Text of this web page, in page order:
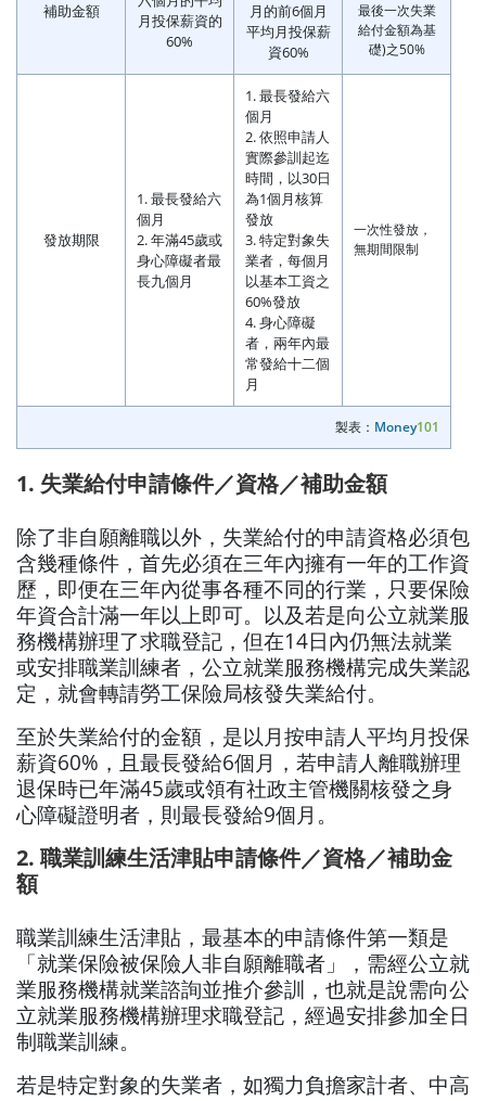
補助金額
月投保薪資的
60%
月的前6個月
平均月投保薪
資60%
最後一次失業
給付金額為基
礎)之50%
發放期限
1. 最長發給六
個月
2. 年滿45歲或
身心障礙者最
長九個月
1. 最長發給六
個月
2. 依照申請人
實際參訓起迄
時間，以30日
為1個月核算
發放
3. 特定對象失
業者，每個月
以基本工資之
60%發放
4. 身心障礙
者，兩年內最
常發給十二個
月
一次性發放，
無期間限制
製表： Money101
1. 失業給付申請條件／資格／補助金額
除了非自願離職以外，失業給付的申請資格必須包
含幾種條件，首先必須在三年內擁有一年的工作資
歷，即便在三年內從事各種不同的行業，只要保險
年資合計滿一年以上即可。以及若是向公立就業服
務機構辦理了求職登記，但在14日內仍無法就業
或安排職業訓練者，公立就業服務機構完成失業認
定，就會轉請勞工保險局核發失業給付。
至於失業給付的金額，是以月按申請人平均月投保
薪資60%，且最長發給6個月，若申請人離職辦理
退保時已年滿45歲或領有社政主管機關核發之身
心障礙證明者，則最長發給9個月。
2. 職業訓練生活津貼申請條件／資格／補助金
額
職業訓練生活津貼，最基本的申請條件第一類是
「就業保險被保險人非自願離職者」，需經公立就
業服務機構就業諮詢並推介參訓，也就是說需向公
立就業服務機構辦理求職登記，經過安排參加全日
制職業訓練。
若是特定對象的失業者，如獨力負擔家計者、中高